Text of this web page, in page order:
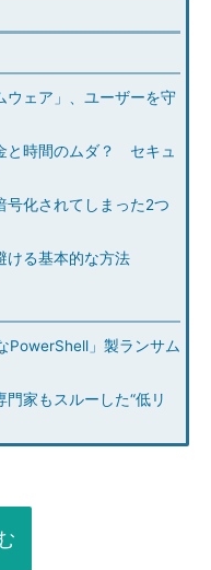
ウェア」、ユーザーを守
と時間のムダ？ セキュ
号化されてしまった2つ
ける基本的な方法
PowerShell」製ランサム
家もスルーした“低リ